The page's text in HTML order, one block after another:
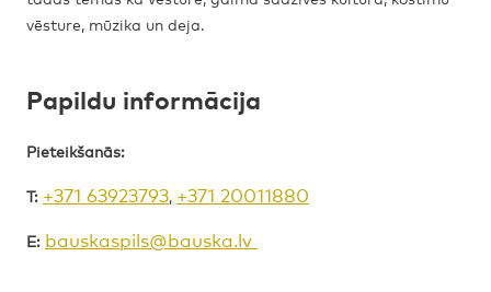
vēsture, mūzika un deja.
Papildu informācija
Pieteikšanās:
T: +371 63923793 +371 20011880
E: bauskaspils@bauska.lv